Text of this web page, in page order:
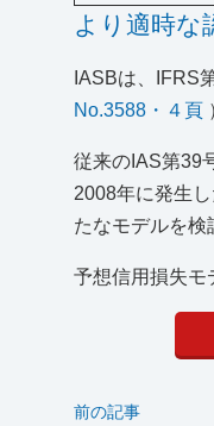
より適時な
IASBは、IFRS
No.3588・４頁
従来のIAS第39
2008年に発生
たなモデルを
予想信用損失モ
前の記事